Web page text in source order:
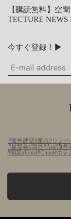
【購読無料】空
TECTURE NEWS
今すぐ登録！▶
海外建築 東京 リノ
展覧会 海外 Art 海外
開業
Hotel China ホテ